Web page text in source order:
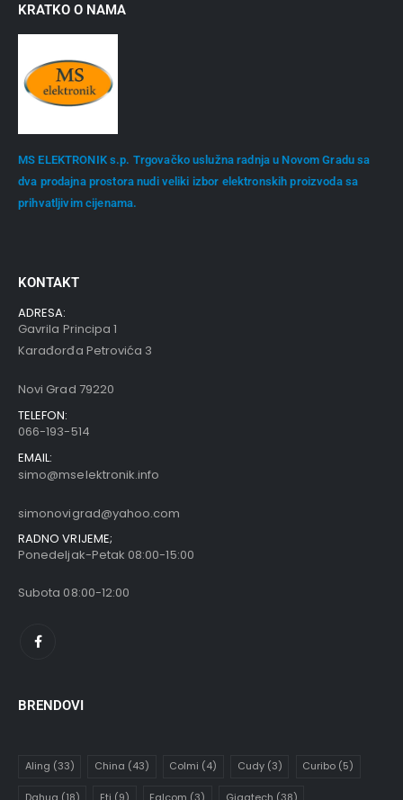
KRATKO O NAMA
MS ELEKTRONIK s.p. Trgovačko uslužna radnja u Novom Gradu sa
dva prodajna prostora nudi veliki izbor elektronskih proizvoda sa
prihvatljivim cijenama.
KONTAKT
ADRESA:
Gavrila Principa 1
Karađorđa Petrovića 3
Novi Grad 79220
TELEFON:
066-193-514
EMAIL:
simo@mselektronik.info
simonovigrad@yahoo.com
RADNO VRIJEME;
Ponedeljak-Petak 08:00-15:00
Subota 08:00-12:00
BRENDOVI
Aling (33) China (43) Colmi (4) Cudy(3) Curibo (5)